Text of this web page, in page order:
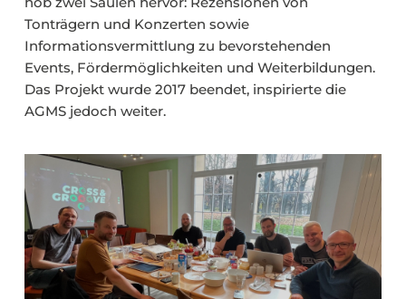
Tonträgern und Konzerten sowie
Informationsvermittlung zu bevorstehenden
Events, Fördermöglichkeiten und Weiterbildungen.
Das Projekt wurde 2017 beendet, inspirierte die
AGMS jedoch weiter.